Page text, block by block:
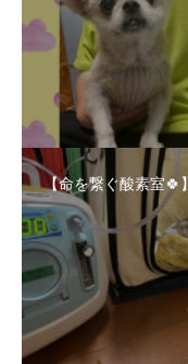
【命を繋ぐ酸素室🍀】